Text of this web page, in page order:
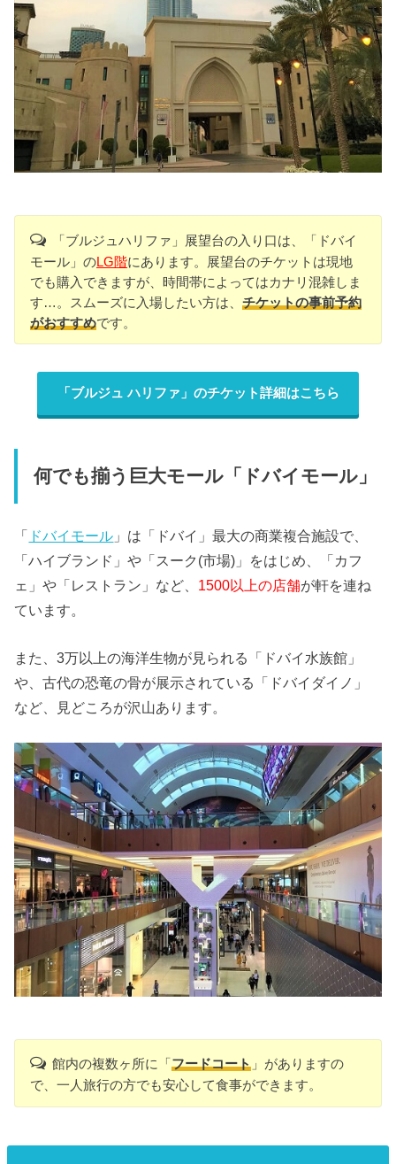
「ブルジュハリファ」展望台の入り口は、「ドバイ
モール」のLG階にあります。展望台のチケットは現地
でも購入できますが、時間帯によってはカナリ混雑しま
す…。スムーズに入場したい方は、チケットの事前予約
がおすすめです。
「ブルジュ ハリファ」のチケット詳細はこちら
何でも揃う巨大モール「ドバイモール」
「 ドバイモール 」は「ドバイ」最大の商業複合施設で、
「ハイブランド」や「スーク(市場)」をはじめ、「カフ
ェ」や「レストラン」など、 1500以上の店舗が軒を連ね
ています。
また、3万以上の海洋生物が見られる「ドバイ水族館」
や、古代の恐竜の骨が展示されている「ドバイダイノ」
など、見どころが沢山あります。
館内の複数ヶ所に「フードコート」がありますの
で、一人旅行の方でも安心して食事ができます。